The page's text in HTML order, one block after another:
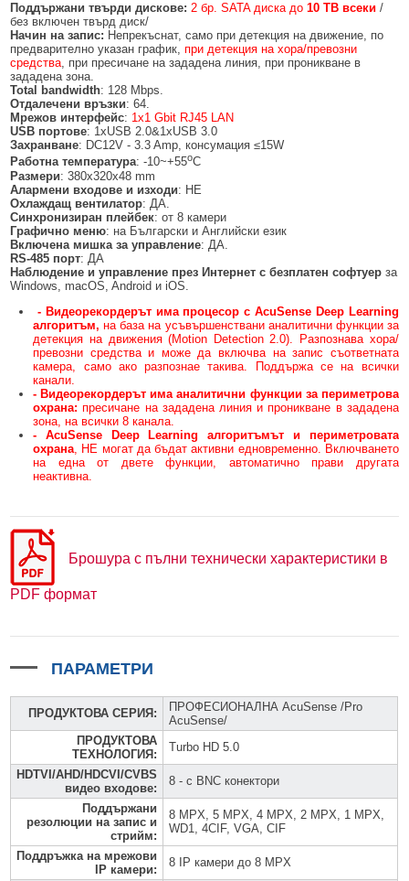
Поддържани твърди дискове: 2 бр. SATA диска до10 TB всеки/
без включен твърд диск/
Начин на запис: Непрекъснат, само при детекция на движение, по
предварително указан график,при детекция на хора/превозни
средства, при пресичане на зададена линия, при проникване в
зададена зона.
Total bandwidth: 128 Mbps.
Отдалечени връзки: 64.
Мрежов интерфейс: 1x1 Gbit RJ45 LAN
USB портове: 1xUSB 2.0&1xUSB 3.0
Захранване: DC12V - 3.3 Amp, консумация ≤15W
Работна температура: -10~+55оC
Размери: 380x320x48 mm
Алармени входове и изходи: НЕ
Охлаждащ вентилатор: ДА.
Синхронизиран плейбек: от 8 камери
Графично меню: на Български и Английски език
Включена мишка за управление: ДА.
RS-485 порт: ДА
Наблюдение и управление през Интернет с безплатен софтуерза
Windows, macOS, Android и iOS.
- Видеорекордерът има процесор с AcuSense Deep Learning
алгоритъм,на база на усъвършенствани аналитични функции за
детекция на движения (Motion Detection 2.0). Разпознава хора/
превозни средства и може да включва на запис съответната
камера, само ако разпознае такива. Поддържа се на всички
канали.
- Видеорекордерът има аналитични функции за периметрова
охрана:пресичане на зададена линия и проникване в зададена
зона, на всички 8 канала.
- AcuSense Deep Learning алгоритъмът и периметровата
охрана , НЕ могат да бъдат активни едновременно. Включването
на една от двете функции, автоматично прави другата
неактивна.
Брошура с пълни технически характеристики в
PDF формат
ПАРАМЕТРИ
ПРОДУКТОВА СЕРИЯ:
ПРОФЕСИОНАЛНА AcuSense /Pro
AcuSense/
ПРОДУКТОВА
ТЕХНОЛОГИЯ:
Turbo HD 5.0
HDTVI/AHD/HDCVI/CVBS
видео входове:
8 - с BNC конектори
Поддържани
резолюции на запис и
стрийм:
8 MPX, 5 MPX, 4 MPX, 2 MPX, 1 MPX,
WD1, 4CIF, VGA, CIF
Поддръжка на мрежови
IP камери:
8 IP камери до 8 MPX